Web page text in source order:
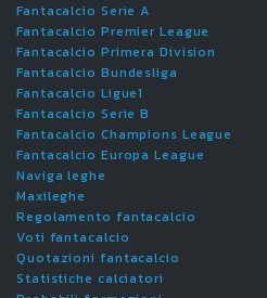
Fantacalcio Serie A
Fantacalcio Premier League
Fantacalcio Primera Division
Fantacalcio Bundesliga
Fantacalcio Ligue1
Fantacalcio Serie B
Fantacalcio Champions League
Fantacalcio Europa League
Naviga leghe
Maxileghe
Regolamento fantacalcio
Voti fantacalcio
Quotazioni fantacalcio
Statistiche calciatori